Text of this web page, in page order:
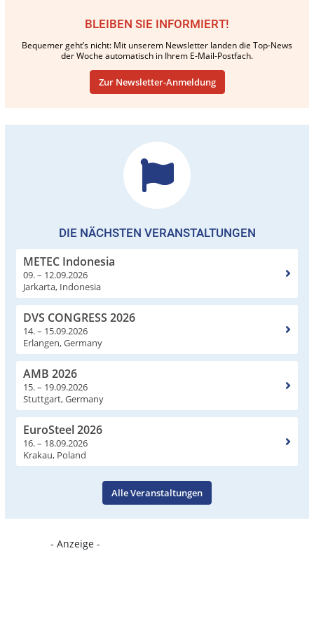
BLEIBEN SIE INFORMIERT!
Bequemer geht’s nicht: Mit unserem Newsletter landen die Top-News
der Woche automatisch in Ihrem E-Mail-Postfach.
Zur Newsletter-Anmeldung
DIE NÄCHSTEN VERANSTALTUNGEN
METEC Indonesia
09. – 12.09.2026
Jarkarta, Indonesia
DVS CONGRESS 2026
14. – 15.09.2026
Erlangen, Germany
AMB 2026
15. – 19.09.2026
Stuttgart, Germany
EuroSteel 2026
16. – 18.09.2026
Krakau, Poland
Alle Veranstaltungen
- Anzeige -